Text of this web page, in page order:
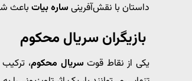
داستان با نقش‌آفرینی ساره بیات باعث
بازیگران سریال محکوم
یکی از نقاط قوت سریال محکوم،